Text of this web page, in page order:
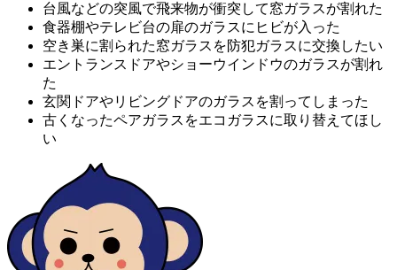
台風などの突風で飛来物が衝突して窓ガラスが割れた
食器棚やテレビ台の扉のガラスにヒビが入った
空き巣に割られた窓ガラスを防犯ガラスに交換したい
エントランスドアやショーウインドウのガラスが割れ
た
玄関ドアやリビングドアのガラスを割ってしまった
古くなったペアガラスをエコガラスに取り替えてほし
い